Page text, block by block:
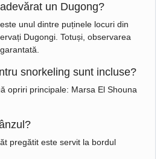
un Dugong?
unul dintre puținele locuri din
Dugongi. Totuși, observarea
snorkeling sunt incluse?
opriri principale: Marsa El Shouna
pregătit este servit la bordul